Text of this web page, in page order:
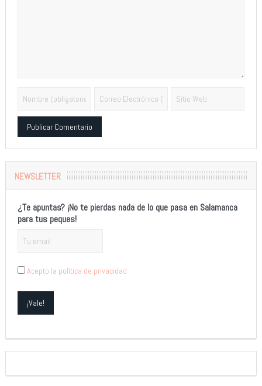
NEWSLETTER
¿Te apuntas? ¡No te pierdas nada de lo que pasa en Salamanca
para tus peques!
Acepto la política de privacidad